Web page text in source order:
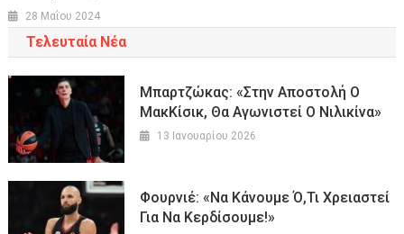
28 Μαΐου 2024
Τελευταία Νέα
Μπαρτζώκας: «Στην Αποστολή Ο
ΜακΚίσικ, Θα Αγωνιστεί Ο Νιλικίνα»
13 Ιανουαρίου 2026
Φουρνιέ: «Να Κάνουμε Ό,τι Χρειαστεί
Για Να Κερδίσουμε!»